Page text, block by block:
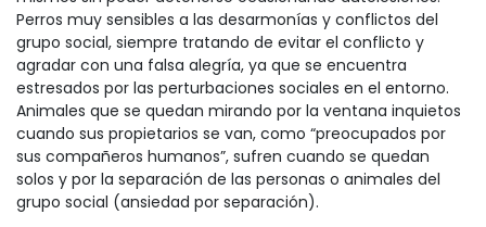
Perros muy sensibles a las desarmonías y conflictos del
grupo social, siempre tratando de evitar el conflicto y
agradar con una falsa alegría, ya que se encuentra
estresados por las perturbaciones sociales en el entorno.
Animales que se quedan mirando por la ventana inquietos
cuando sus propietarios se van, como “preocupados por
sus compañeros humanos”, sufren cuando se quedan
solos y por la separación de las personas o animales del
grupo social (ansiedad por separación).